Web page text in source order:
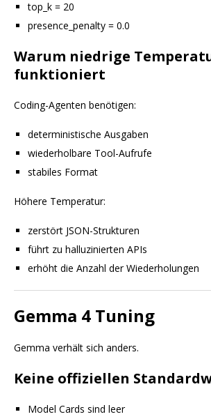
top_k = 20
presence_penalty = 0.0
Warum niedrige
funktioniert
Coding-Agenten benötigen:
deterministische Ausgaben
wiederholbare Tool-Aufrufe
stabiles Format
Höhere Temperatur:
zerstört JSON-Strukturen
führt zu halluzinierten APIs
erhöht die Anzahl der Wiederholungen
Gemma 4 Tuning
Gemma verhält sich anders.
Keine offiziellen
Model Cards sind leer